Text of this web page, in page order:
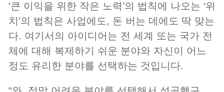
‘큰 이익을 위한 작은 노력’의 법칙에 나오는 ‘위
치’의 법칙은 사업에도, 돈 버는 데에도 딱 맞는
다. 여기서의 아이디어는 전 세계 또는 국가 전
체에 대해 복제하기 쉬운 분야와 자신이 어느
정도 유리한 분야를 선택하는 것입니다.